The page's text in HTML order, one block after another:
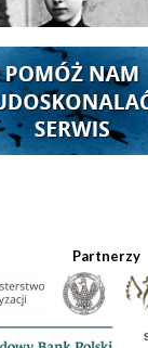
Partnerzy